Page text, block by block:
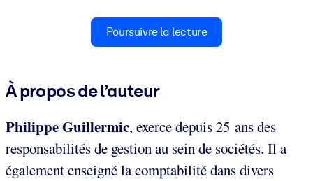
Poursuivre la lecture
À propos de l’auteur
Philippe Guillermic, exerce depuis 25 ans des
responsabilités de gestion au sein de sociétés. Il a
également enseigné la comptabilité dans divers